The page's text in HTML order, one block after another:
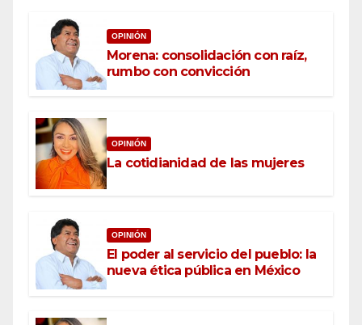
OPINIÓN
Morena: consolidación con raíz,
rumbo con convicción
OPINIÓN
La cotidianidad de las mujeres
OPINIÓN
El poder al servicio del pueblo: la
nueva ética pública en México